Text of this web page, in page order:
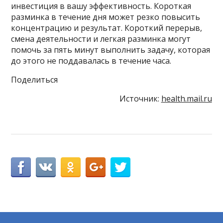
инвестиция в вашу эффективность. Короткая
разминка в течение дня может резко повысить
концентрацию и результат. Короткий перерыв,
смена деятельности и легкая разминка могут
помочь за пять минут выполнить задачу, которая
до этого не поддавалась в течение часа.
Поделиться
Источник: health.mail.ru